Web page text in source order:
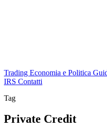
Trading Economia e Politica
IRS Contatti
Tag
Private Credit